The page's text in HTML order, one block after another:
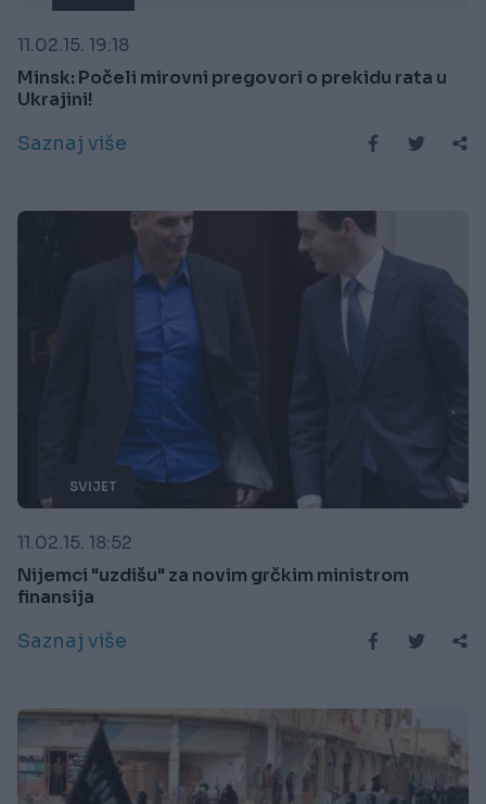
11.02.15. 19:18
Minsk: Počeli mirovni pregovori o prekidu rata u
Ukrajini!
Saznaj više
SVIJET
11.02.15. 18:52
Nijemci "uzdišu" za novim grčkim ministrom
finansija
Saznaj više